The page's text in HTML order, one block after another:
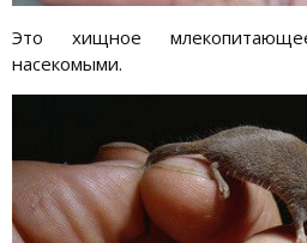
Это хищное
насекомыми.